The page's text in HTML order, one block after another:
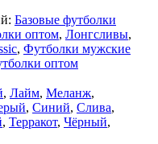
Базовые футболки
оптом, Лонгсливы,
, Футболки мужские
оптом
, Лайм, Меланж,
, Синий, Слива,
, Терракот, Чёрный,